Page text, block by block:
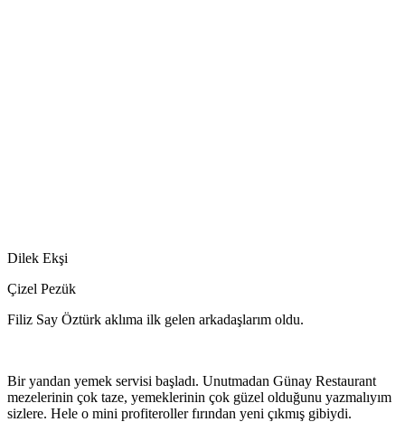
Dilek Ekşi
Çizel Pezük
Filiz Say Öztürk aklıma ilk gelen arkadaşlarım oldu.
Bir yandan yemek servisi başladı. Unutmadan Günay Restaurant
mezelerinin çok taze, yemeklerinin çok güzel olduğunu yazmalıyım
sizlere. Hele o mini profiteroller fırından yeni çıkmış gibiydi.